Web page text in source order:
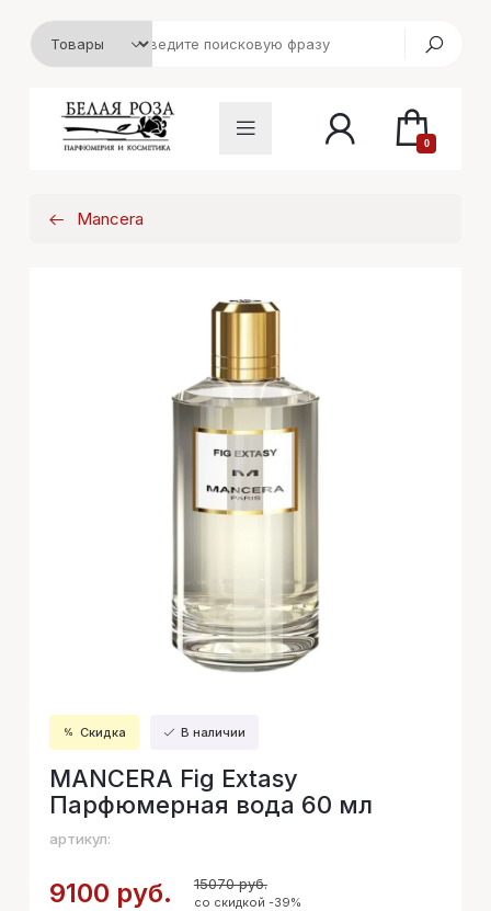
0
Mancera
Скидка В наличии
MANCERA Fig Extasy
Парфюмерная вода 60 мл
артикул:
9100 руб. 15070 руб.
со скидкой -39%